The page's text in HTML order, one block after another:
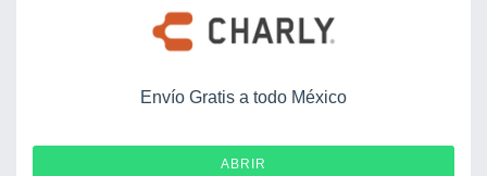
Envío Gratis a todo México
ABRIR